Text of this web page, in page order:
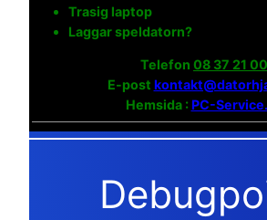
Trasig laptop
Laggar speldatorn?
Telefon 08 37 21 00
E-post
Hemsida :PC-